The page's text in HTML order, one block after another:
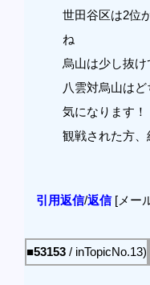
世田谷区は2位
ね
烏山は少し抜け
八雲対烏山は
気になります！
観戦された方、
引用返信/返信[メー
■53153 / inTopicNo.13)